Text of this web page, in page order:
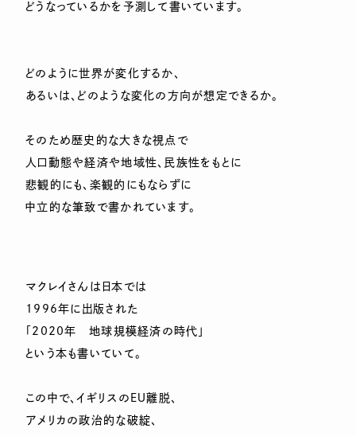
どうなっているかを予測して書いています。
どのように世界が変化するか、
あるいは、どのような変化の方向が想定できるか。
そのため歴史的な大きな視点で
人口動態や経済や地域性、民族性をもとに
悲観的にも、楽観的にもならずに
中立的な筆致で書かれています。
マクレイさんは日本では
1996年に出版された
「2020年 地球規模経済の時代」
という本も書いていて。
この中で、イギリスのＥＵ離脱、
アメリカの政治的な破綻、